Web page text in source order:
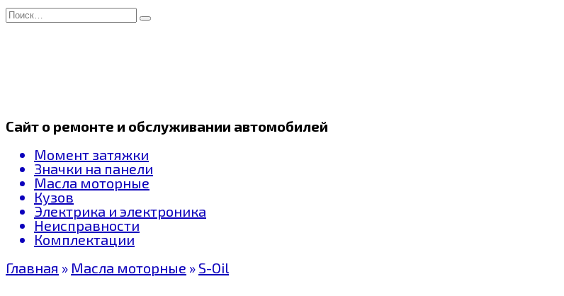
Перейти
к
Search
for:
Сайт о ремонте и обслуживании автомобилей
Момент затяжки
Значки на панели
Масла моторные
Кузов
Электрика и электроника
Неисправности
Комплектации
Главная » Масла моторные » S-Oil